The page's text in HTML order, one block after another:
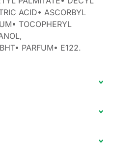
ACID• ASCORBYL
TOCOPHERYL
PARFUM• E122.